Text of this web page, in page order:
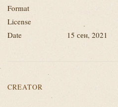
Format
License
Date
15 сен, 2021
CREATOR